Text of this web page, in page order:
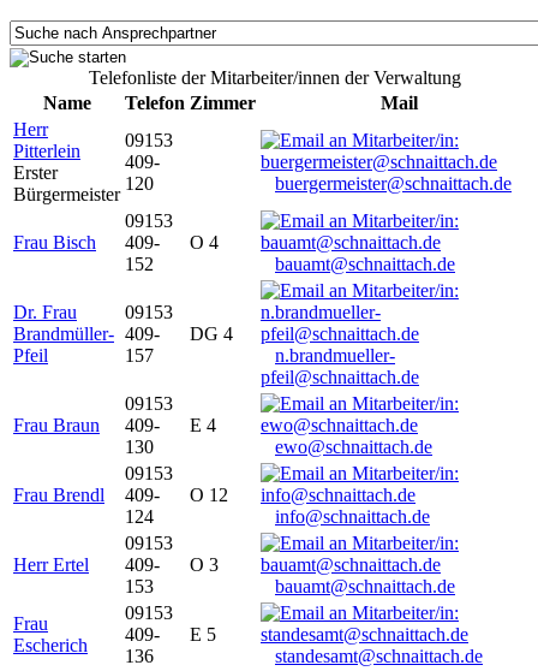
Telefonliste der Mitarbeiter/innen der Verwaltung
Name
Telefon Zimmer
Mail
Herr
Pitterlein
Erster
Bürgermeister
09153
409-
120
buergermeister@schnaittach.de
Frau Bisch
09153
409-
152
O 4
bauamt@schnaittach.de
Dr. Frau
Brandmüller-
Pfeil
09153
409-
157
DG 4
n.brandmueller-
pfeil@schnaittach.de
Frau Braun
09153
409-
130
E 4
ewo@schnaittach.de
Frau Brendl
09153
409-
124
O 12
info@schnaittach.de
Herr Ertel
09153
409-
153
O 3
bauamt@schnaittach.de
Frau
Escherich
09153
409-
136
E 5
standesamt@schnaittach.de